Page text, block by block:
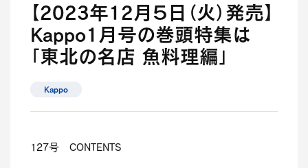
【2023年12月５日（火）発売】
Kappo1月号の巻頭特集は
「東北の名店 魚料理編」
Kappo
127号 CONTENTS